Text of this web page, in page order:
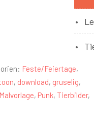
Feste/Feiertage,
, download, gruselig,
Malvorlage, Punk, Tierbilder,